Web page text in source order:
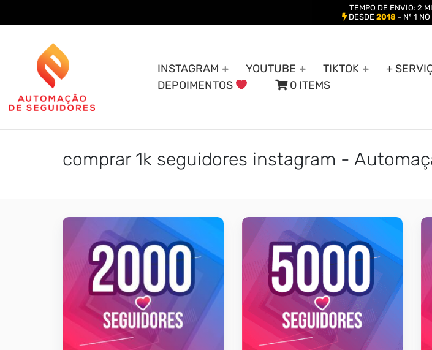
INSTAGRAM YOUTUBE TIKTOK +
DEPOIMENTOS
0 ITEMS
comprar 1k seguidores instagram -
TEMPO DE ENVIO: 2
DESDE 2018- Nº 1